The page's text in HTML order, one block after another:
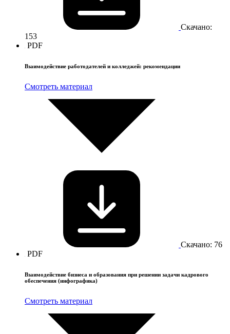
Скачано:
153
PDF
Взаимодействие работодателей и колледжей: рекомендации
Смотреть материал
Скачано: 76
PDF
Взаимодействие бизнеса и образования при решении задачи кадрового
обеспечения (инфографика)
Смотреть материал